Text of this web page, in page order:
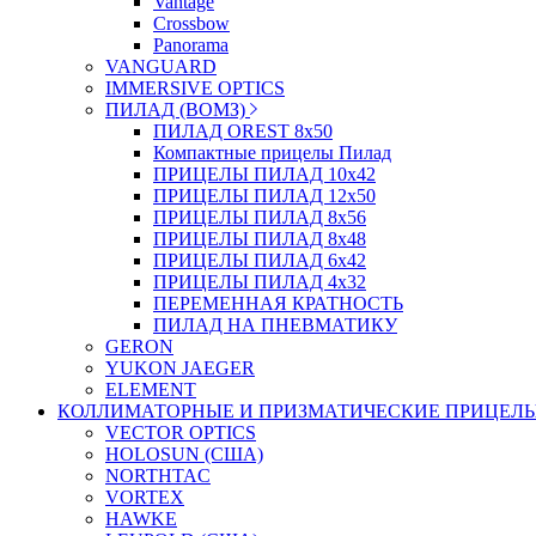
Crossbow
Panorama
VANGUARD
IMMERSIVE OPTICS
ПИЛАД (ВОМЗ)
ПИЛАД OREST 8х50
Компактные прицелы Пилад
ПРИЦЕЛЫ ПИЛАД 10х42
ПРИЦЕЛЫ ПИЛАД 12х50
ПРИЦЕЛЫ ПИЛАД 8х56
ПРИЦЕЛЫ ПИЛАД 8х48
ПРИЦЕЛЫ ПИЛАД 6х42
ПРИЦЕЛЫ ПИЛАД 4х32
ПЕРЕМЕННАЯ КРАТНОСТЬ
ПИЛАД НА ПНЕВМАТИКУ
GERON
YUKON JAEGER
ELEMENT
КОЛЛИМАТОРНЫЕ И ПРИЗМАТИЧЕСКИЕ
VECTOR OPTICS
HOLOSUN (США)
NORTHTAC
VORTEX
HAWKE